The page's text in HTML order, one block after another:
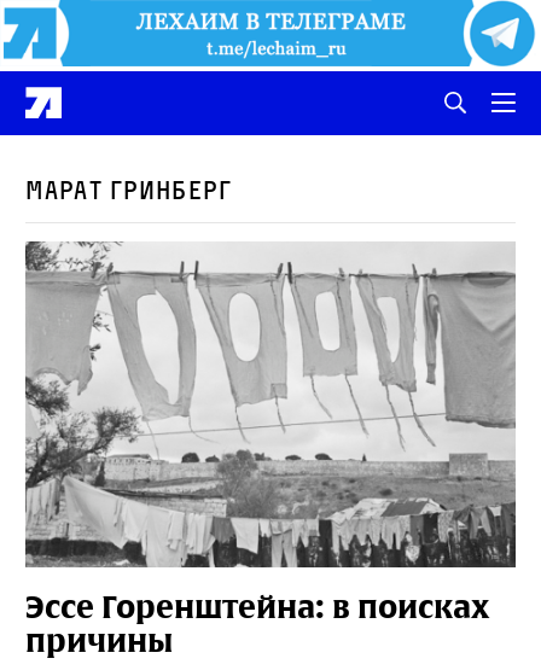
Марат Гринберг
Эссе Горенштейна: в поисках
причины